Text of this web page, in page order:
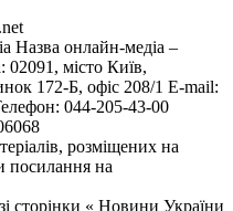
Назва онлайн-медіа –
02091, місто Київ,
172-Б, офіс 208/1 E-mail:
044-205-43-00
розміщених на
посилання на
сторінки « Новини України